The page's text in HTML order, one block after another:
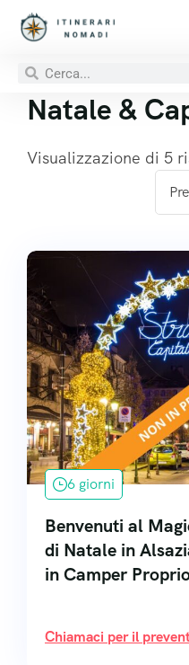
Natale &
Visualizzazione di 5
6 giorni
Benvenuti al
di Natale in
in Camper
Chiamaci per il